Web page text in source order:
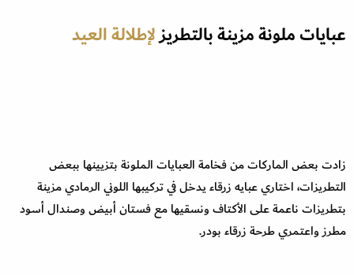
عبايات ملونة مزينة بالتطريزلإطلالة العيد
زادت بعض الماركات من فخامة العبايات الملونة بتزيينها ببعض
التطريزات، اختاري عبايه زرقاء يدخل في تركيبها اللوني الرمادي مزينة
بتطريزات ناعمة على الأكتاف ونسقيها مع فستان أبيض وصندال أسود
مطرز واعتمري طرحة زرقاء بودر.